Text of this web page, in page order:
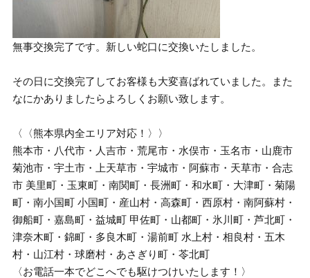
無事交換完了です。新しい蛇口に交換いたしました。
その日に交換完了してお客様も大変喜ばれていました。また
なにかありましたらよろしくお願い致します。
〈〈熊本県内全エリア対応！〉〉
熊本市・八代市・人吉市・荒尾市・水俣市・玉名市・山鹿市
菊池市・宇土市・上天草市・宇城市・阿蘇市・天草市・合志
市 美里町・玉東町・南関町・長洲町・和水町・大津町・菊陽
町・南小国町 小国町・産山村・高森町・西原村・南阿蘇村・
御船町・嘉島町・益城町 甲佐町・山都町・氷川町・芦北町・
津奈木町・錦町・多良木町・湯前町 水上村・相良村・五木
村・山江村・球磨村・あさぎり町・苓北町
〈お電話一本でどこへでも駆けつけいたします！〉